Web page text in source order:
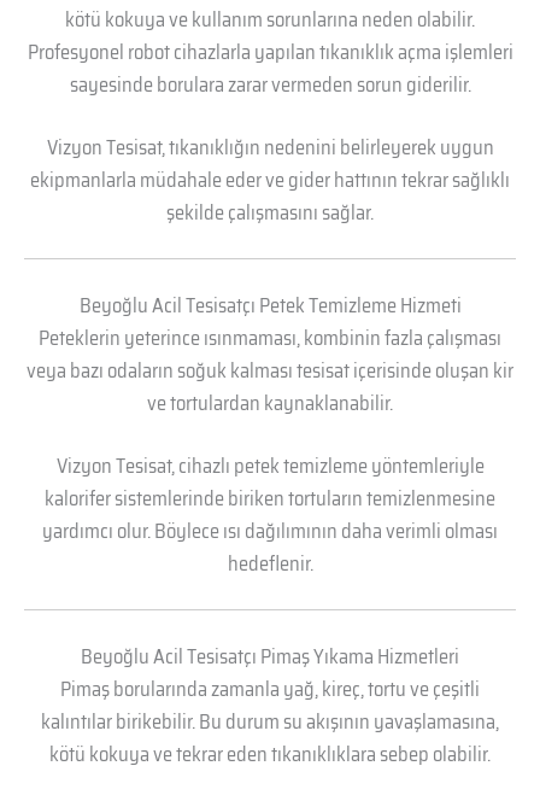
kötü kokuya ve kullanım sorunlarına neden olabilir.
Profesyonel robot cihazlarla yapılan tıkanıklık açma işlemleri
sayesinde borulara zarar vermeden sorun giderilir.
Vizyon Tesisat, tıkanıklığın nedenini belirleyerek uygun
ekipmanlarla müdahale eder ve gider hattının tekrar sağlıklı
şekilde çalışmasını sağlar.
Beyoğlu Acil Tesisatçı Petek Temizleme Hizmeti
Peteklerin yeterince ısınmaması, kombinin fazla çalışması
veya bazı odaların soğuk kalması tesisat içerisinde oluşan kir
ve tortulardan kaynaklanabilir.
Vizyon Tesisat, cihazlı petek temizleme yöntemleriyle
kalorifer sistemlerinde biriken tortuların temizlenmesine
yardımcı olur. Böylece ısı dağılımının daha verimli olması
hedeflenir.
Beyoğlu Acil Tesisatçı Pimaş Yıkama Hizmetleri
Pimaş borularında zamanla yağ, kireç, tortu ve çeşitli
kalıntılar birikebilir. Bu durum su akışının yavaşlamasına,
kötü kokuya ve tekrar eden tıkanıklıklara sebep olabilir.